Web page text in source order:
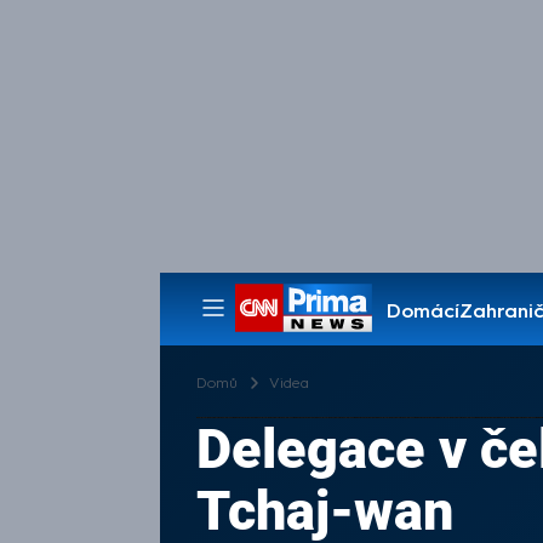
Domácí
Pořady
Domů Videa
Delegace v
Tchaj-wan